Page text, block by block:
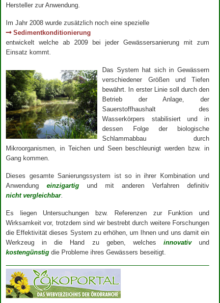
Hersteller zur Anwendung.
Im Jahr 2008 wurde zusätzlich noch eine spezielle
Sedimentkonditionierung
entwickelt welche ab 2009 bei jeder Gewässersanierung mit zum
Einsatz kommt.
Das System hat sich in Gewässern
verschiedener Größen und Tiefen
bewährt. In erster Linie soll durch den
Betrieb der Anlage, der
Sauerstoffhaushalt des
Wasserkörpers stabilisiert und in
dessen Folge der biologische
Schlammabbau durch
Mikroorganismen, in Teichen und Seen beschleunigt werden bzw. in
Gang kommen.
Dieses gesamte Sanierungssystem ist so in ihrer Kombination und
Anwendung einzigartig und mit anderen Verfahren definitiv
nicht vergleichbar.
Es liegen Untersuchungen bzw. Referenzen zur Funktion und
Wirksamkeit vor, trotzdem sind wir bestrebt durch weitere Forschungen
die Effektivität dieses System zu erhöhen, um Ihnen und uns damit ein
Werkzeug in die Hand zu geben, welches innovativund
kostengünstig die Probleme ihres Gewässers beseitigt.